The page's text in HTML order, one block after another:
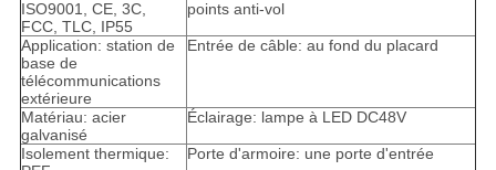
ISO9001, CE, 3C,
FCC, TLC, IP55
points anti-vol
Application: station de
base de
télécommunications
extérieure
Entrée de câble: au fond du placard
Matériau: acier
galvanisé
Éclairage: lampe à LED DC48V
Isolement thermique:
Porte d'armoire: une porte d'entrée